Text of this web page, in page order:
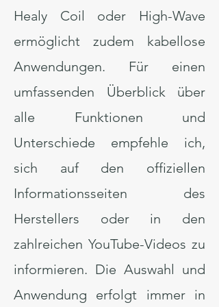
Healy Coil oder High-Wave
ermöglicht zudem kabellose
Anwendungen. Für einen
umfassenden Überblick über
alle Funktionen und
Unterschiede empfehle ich,
sich auf den offiziellen
Informationsseiten des
Herstellers oder in den
zahlreichen YouTube-Videos zu
informieren. Die Auswahl und
Anwendung erfolgt immer in